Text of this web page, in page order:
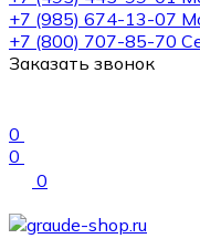
+7 (985) 674-13-07
+7 (800) 707-85-70
Заказать звонок
0
0
0